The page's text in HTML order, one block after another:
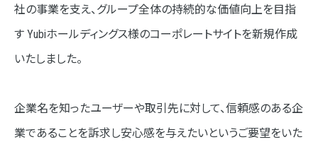
社の事業を支え、グループ全体の持続的な価値向上を目指
す Yubiホールディングス様のコーポレートサイトを新規作成
いたしました。
企業名を知ったユーザーや取引先に対して、信頼感のある企
業であることを訴求し安心感を与えたいというご要望をいた